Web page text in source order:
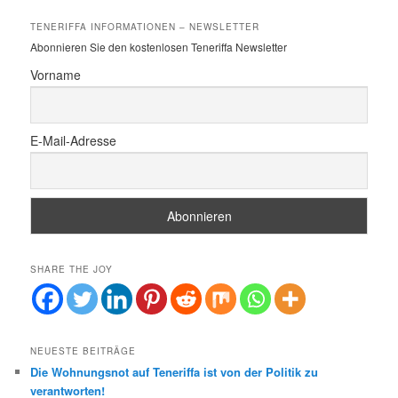
h
n
TENERIFFA INFORMATIONEN – NEWSLETTER
Abonnieren Sie den kostenlosen Teneriffa Newsletter
Vorname
E-Mail-Adresse
SHARE THE JOY
NEUESTE BEITRÄGE
Die Wohnungsnot auf Teneriffa ist von der Politik zu
verantworten!